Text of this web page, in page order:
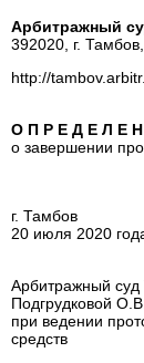
Арбитражный
392020, г.
http://
О П Р Е Д Е Л Е
о завершении
г. Тамбов
20 июля 2020
Арбитражный суд
Подгрудковой О.В.,
при ведении
средств